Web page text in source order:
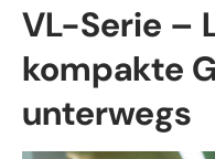
VL-Serie –
kompakte
unterwegs